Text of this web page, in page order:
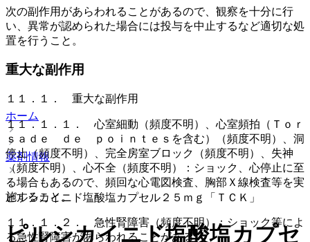
次の副作用があらわれることがあるので、観察を十分に行
い、異常が認められた場合には投与を中止するなど適切な処
置を行うこと。
重大な副作用
１１．１． 重大な副作用
１１．１．１． 心室細動（頻度不明）、心室頻拍（Ｔｏｒ
ｓａｄｅ ｄｅ ｐｏｉｎｔｅｓを含む）（頻度不明）、洞
停止（頻度不明）、完全房室ブロック（頻度不明）、失神
（頻度不明）、心不全（頻度不明）：ショック、心停止に至
る場合もあるので、頻回な心電図検査、胸部Ｘ線検査等を実
施すること。
１１．１．２． 急性腎障害（頻度不明）：ショック等によ
る急性腎障害があらわれることがある。
ホーム
薬剤情報
ピルシカイニド塩酸塩カプセル２５ｍｇ「ＴＣＫ」
ピルシカイニド塩酸塩カプセ